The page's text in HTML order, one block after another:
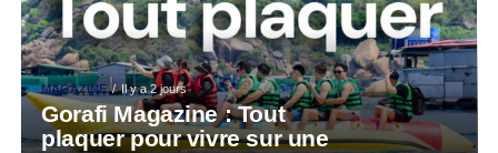
MAGAZINE Il y a 2 jours
Gorafi Magazine : Tout
plaquer pour vivre sur une